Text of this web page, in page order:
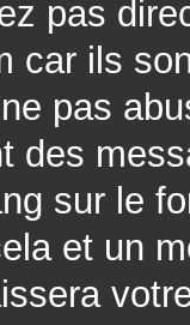
pas
car ils
pas
des
sur le
et un